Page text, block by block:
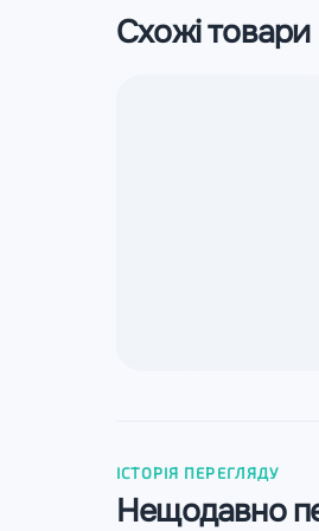
Схожі товари
ІСТОРІЯ ПЕРЕГЛЯДУ
Нещодавно